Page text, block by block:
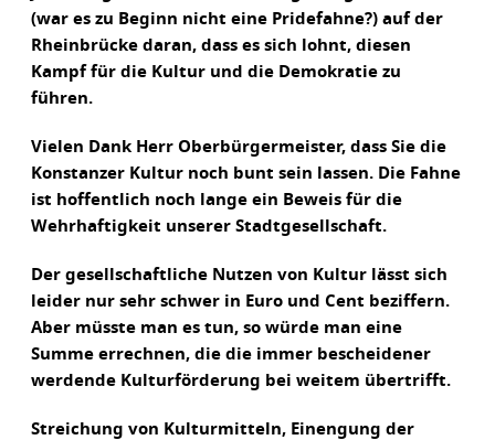
(war es zu Beginn nicht eine Pridefahne?) auf der
Rheinbrücke daran, dass es sich lohnt, diesen
Kampf für die Kultur und die Demokratie zu
führen.
Vielen Dank Herr Oberbürgermeister, dass Sie die
Konstanzer Kultur noch bunt sein lassen. Die Fahne
ist hoffentlich noch lange ein Beweis für die
Wehrhaftigkeit unserer Stadtgesellschaft.
Der gesellschaftliche Nutzen von Kultur lässt sich
leider nur sehr schwer in Euro und Cent beziffern.
Aber müsste man es tun, so würde man eine
Summe errechnen, die die immer bescheidener
werdende Kulturförderung bei weitem übertrifft.
Streichung von Kulturmitteln, Einengung der